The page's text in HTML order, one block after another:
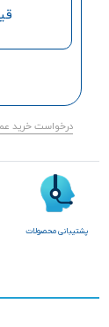
درخواست خرید
پشتیبانی محصولات